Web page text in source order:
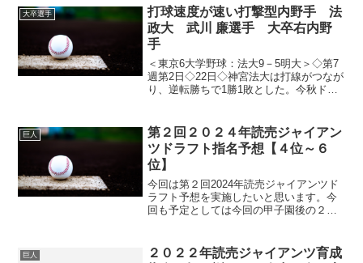
速１５０キロ、法政大では先発として起
用されることの多い...
大卒選手
打球速度が速い打撃型内野手 法
政大 武川 廉選手 大卒右内野
手
＜東京6大学野球：法大9－5明大＞◇第7
週第2日◇22日◇神宮法大は打線がつなが
り、逆転勝ちで1勝1敗とした。今秋ドラ
連打と3四球で4失点を喫した。打線は5点
を追う4...
巨人
第２回２０２４年読売ジャイアン
ツドラフト指名予想【４位～６
位】
今回は第２回2024年読売ジャイアンツド
ラフト予想を実施したいと思います。今
回も予定としては今回の甲子園後の２
つ予想。ただし１位のみ１位とはずれ１
巨人
２０２２年読売ジャイアンツ育成